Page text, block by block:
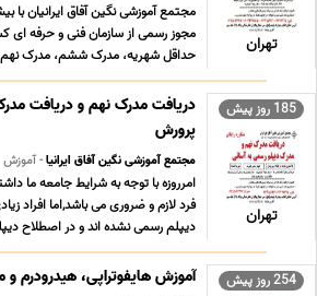
تهران
مجوز رسمی از سازمان فنی و حرفه ای
حداقل شهریه، مدرک ششم، مدرک
پرورش دریافت کنید. در مجموعه ما
تحصیلی شما کاملا رایگان می باشد.
185 روز پیش
تهران
دریافت مدرک نهم و دریافت
پرورش
مجتمع آموزشی نگین آفاق ایرانیا- آموزش
امرروزه با توجه به شرایط جامعه ما
فرد لازم و ضروری می باشد,اما افراد
دیپلم رسمی نشده اند و در اصطلاح
باشند,این افراد بدون در نظر گرفتن
امکان دریافت دیپلم رسمی آموز ... ...
254 روز پیش آموزش هایفوتراپی، هیدرودرم و